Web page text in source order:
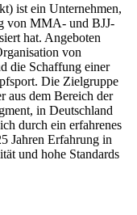
ist ein Unternehmen,
von MMA- und BJJ-
hat. Angeboten
von
die Schaffung einer
Die Zielgruppe
aus dem Bereich der
in Deutschland
durch ein erfahrenes
Jahren Erfahrung in
und hohe Standards